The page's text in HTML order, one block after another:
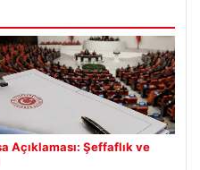
Açıklaması: Şeffaflık ve